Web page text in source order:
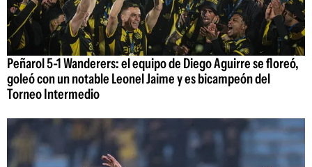
Peñarol 5-1 Wanderers: el equipo de Diego Aguirre se floreó,
goleó con un notable Leonel Jaime y es bicampeón del
Torneo Intermedio